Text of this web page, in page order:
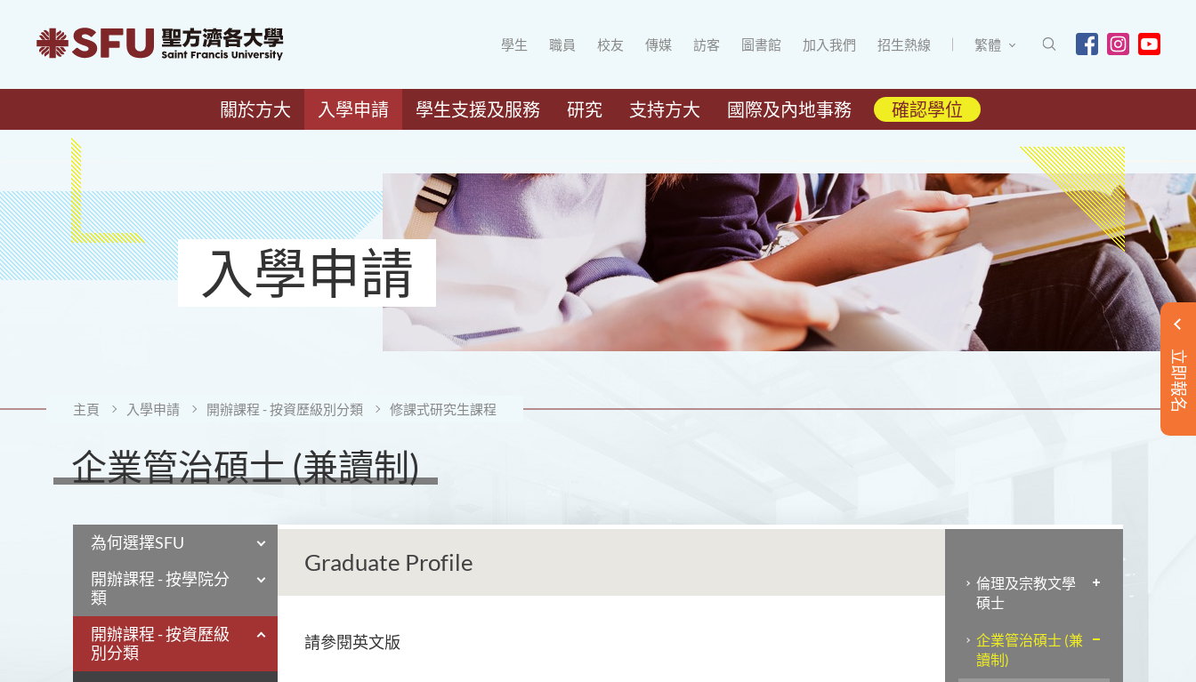
學生 職員 校友 傳媒 訪客 圖書館 加入我們 招生熱線 繁體
關於方大 入學申請 學生支援及服務 研究 支持方大 國際及內地事務 確認學位
立即報名
入學申請
主頁 入學申請 開辦課程 - 按資歷級別分類 修課式研究生課程
企業管治碩士 (兼讀制)
為何選擇SFU
開辦課程 - 按學院分
類
開辦課程 - 按資歷級
別分類
Graduate Profile
請參閱英文版
倫理及宗教文學
碩士
企業管治碩士 (兼
讀制)